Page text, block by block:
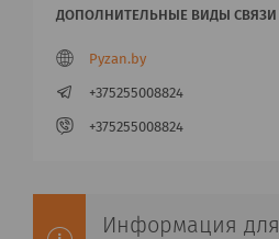
Pyzan.by
+375255008824
+375255008824
Информация для